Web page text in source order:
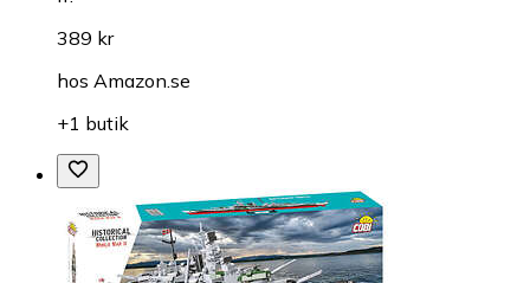
389 kr
hos Amazon.se
+1 butik